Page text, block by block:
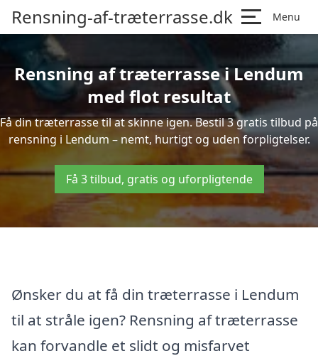
Rensning-af-træterrasse.dk Menu
Rensning af træterrasse i Lendum
med flot resultat
Få din træterrasse til at skinne igen. Bestil 3 gratis tilbud på
rensning i Lendum – nemt, hurtigt og uden forpligtelser.
Få 3 tilbud, gratis og uforpligtende
Ønsker du at få din træterrasse i Lendum
til at stråle igen? Rensning af træterrasse
kan forvandle et slidt og misfarvet